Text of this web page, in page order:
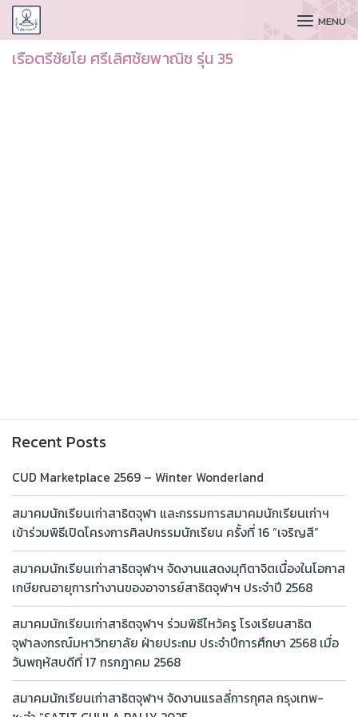
CUDAA MENU
เรือตรีชัยโย ศรีเลิศชัยพาณิช รุ่น 35
Recent Posts
CUD Marketplace 2569 – Winter Wonderland
สมาคมนักเรียนเก่าสาธิตจุฬา และกรรมการสมาคมนักเรียนเก่าฯ
เข้าร่วมพิธีเปิดโครงการศิลปกรรมนักเรียน ครั้งที่ 16 “เจริญสี”
สมาคมนักเรียนเก่าสาธิตจุฬาฯ จัดงานแสดงมุทิตาจิตเนื่องในโอกาส
เกษียณอายุการทำงานของอาจารย์สาธิตจุฬาฯ ประจำปี 2568
สมาคมนักเรียนเก่าสาธิตจุฬาฯ ร่วมพิธีไหว้ครู โรงเรียนสาธิต
จุฬาลงกรณ์มหาวิทยาลัย ฝ่ายประถม ประจำปีการศึกษา 2568 เมื่อ
วันพฤหัสบดีที่ 17 กรกฎาคม 2568
สมาคมนักเรียนเก่าสาธิตจุฬาฯ จัดงานแรลลี่การกุศล กรุงเทพ-